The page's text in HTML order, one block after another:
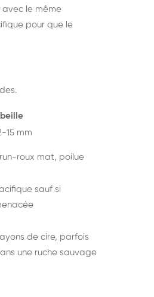
le même
pour que le
15 mm
roux mat, poilue
sauf si
de cire, parfois
une ruche sauvage